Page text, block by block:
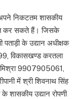
निकटतम शासकीय
कर सकते हैं। जिसके
पताड़ी के उद्यान अधीक्षक
विकासखण्ड करतला
मिश्रा 9907905061,
में श्री शिवनाथ सिंह
शासकीय उद्यान रोपणी